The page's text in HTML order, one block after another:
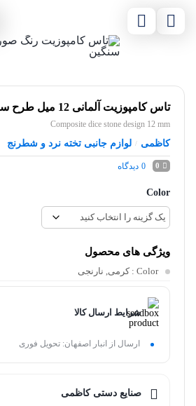
تاس کامپوزیت آلمانی 12 میل طرح سنگ
Composite dice stone design 12 mm
کاظمی / لوازم جانبی تخته نرد و شطرنج
0
0 دیدگاه
Color
ویژگی های محصول
Color : کرمی, نارنجی
شرایط ارسال کالا
ارسال از انبار اصفهان: تحویل فوری
صنایع دستی کاظمی